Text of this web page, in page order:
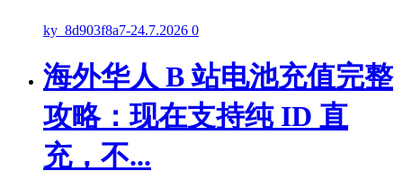
ky_8d903f8a7-24.7.2026 0
海外华人 B 站电池充值完整
攻略：现在支持纯 ID 直
充，不...